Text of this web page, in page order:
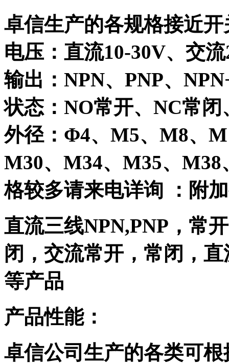
卓信生产的各规格接近
电压：直流10-30V、交
输出：NPN、PNP、
状态：NO常开、NC常
外径：Φ4、M5、M8、
M30、M34、M35、
格较多请来电详询 ：附
直流三线NPN,PNP，常
闭，交流常开，常闭，
等产品
产品性能：
卓信公司生产的各类可